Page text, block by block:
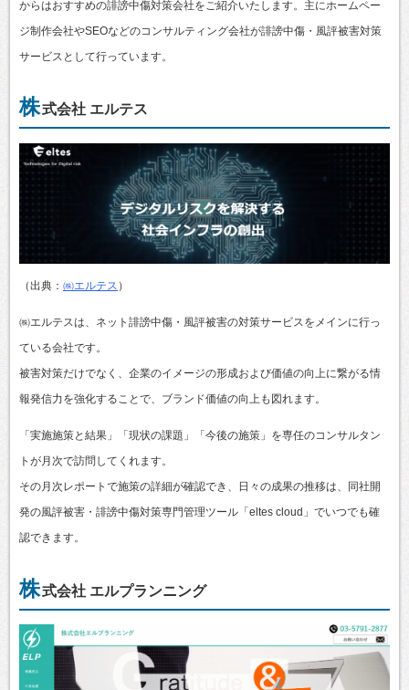
からはおすすめの誹謗中傷対策会社をご紹介いたします。主にホームペー
ジ制作会社やSEOなどのコンサルティング会社が誹謗中傷・風評被害対策
サービスとして行っています。
株式会社 エルテス
（出典： ㈱エルテス ）
㈱エルテスは、ネット誹謗中傷・風評被害の対策サービスをメインに行っ
ている会社です。
被害対策だけでなく、企業のイメージの形成および価値の向上に繋がる情
報発信力を強化することで、ブランド価値の向上も図れます。
「実施施策と結果」「現状の課題」「今後の施策」を専任のコンサルタン
トが月次で訪問してくれます。
その月次レポートで施策の詳細が確認でき、日々の成果の推移は、同社開
発の風評被害・誹謗中傷対策専門管理ツール「eltes cloud」でいつでも確
認できます。
株式会社 エルプランニング